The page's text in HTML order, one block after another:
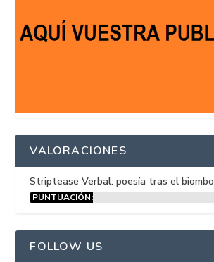
VALORACIONES
Striptease Verbal: poesía tras el biombo
PUNTUACIÓN:
FOLLOW US